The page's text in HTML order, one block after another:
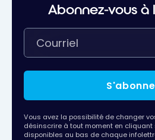
Abonnez-vous à
Vous avez la possibilité de changer
désinscrire à tout moment en cliquant
disponibles au bas de chaque